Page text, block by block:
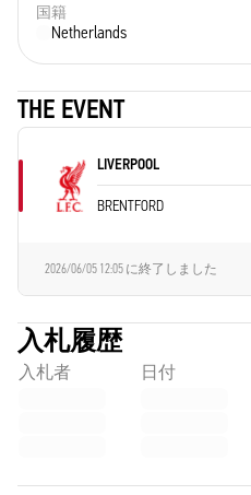
国籍
Netherlands
THE EVENT
LIVERPOOL
BRENTFORD
2026/06/05 12:05 に終了しました
入札履歴
入札者 日付